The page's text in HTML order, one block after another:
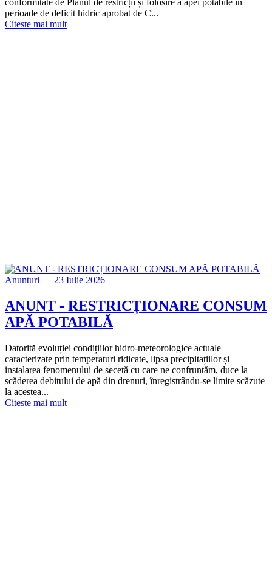
conformitate de Planul de restricții și folosire a apei potabile în
perioade de deficit hidric aprobat de C...
Citeste mai mult
Anunturi 23 Iulie 2026
ANUNT - RESTRICȚIONARE CONSUM
APĂ POTABILĂ
Datorită evoluției condițiilor hidro-meteorologice actuale
caracterizate prin temperaturi ridicate, lipsa precipitațiilor și
instalarea fenomenului de secetă cu care ne confruntăm, duce la
scăderea debitului de apă din drenuri, înregistrându-se limite scăzute
la acestea...
Citeste mai mult